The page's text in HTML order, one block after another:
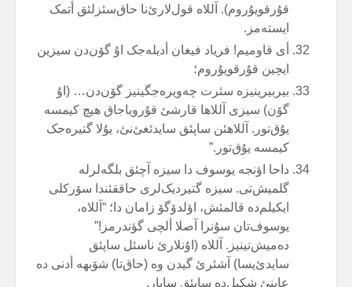
قۇرقویۇروم). آللاە قول‌لارئ‌نا حاق‌سئزلئق أتمک
ایستەمز.
أی قاومیم! فریاد فیغان أدیلەجک اۇ گۆن‌دن سیزین
ایچین قۇرقویۇروم؛
بیربیرینیزە سئرت چەویرەجگینیز گۆن‌دن… (اۇ
گۆن) سیزی آللاها قارشئ قۇرویاجاق هیچ کیمسە
یۇق‌تور. آللاهئن ساپئق سایدئغئ‌نئ، یۇلا گتیرەجک
کیمسە یۇق‌تور.”
داحا اؤنجە یوسوف دا سیزە آچئق بلگەلرلە
گلمیش‌تی. سیزە گتیردیک‌لری حاققئندا سۆرکلی
ایکیلم‌دە قالمئش، اؤلدۆگۆ زامان دا؛ “آللاە،
یوسوف‌تان سۇنرا آصلا ألچی گؤندرمز!”
دەمیش‌تینیز. آللاە (اۇنلارئ ناسئل ساپئق
سایدئ‌یسا) آشئرئ گیدن وە (حاق‌تا) شۆبهە أدنی دە
عاینئ شکیل‌دە ساپئق سایار.